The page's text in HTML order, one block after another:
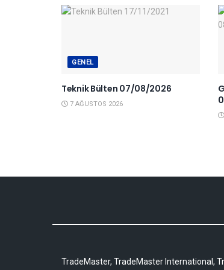
GENEL
Teknik Bülten 07/08/2026
7 AĞUSTOS 2026
TradeMaster, TradeMaster International,